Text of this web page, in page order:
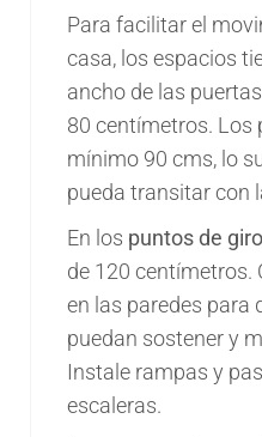
Para facilitar el
casa, los espacios
ancho de las
80 centímetros. Los
mínimo 90 cms, lo
pueda transitar con
En los puntos de giro
de 120 centímetros.
en las paredes para
puedan sostener y
Instale rampas y
escaleras.